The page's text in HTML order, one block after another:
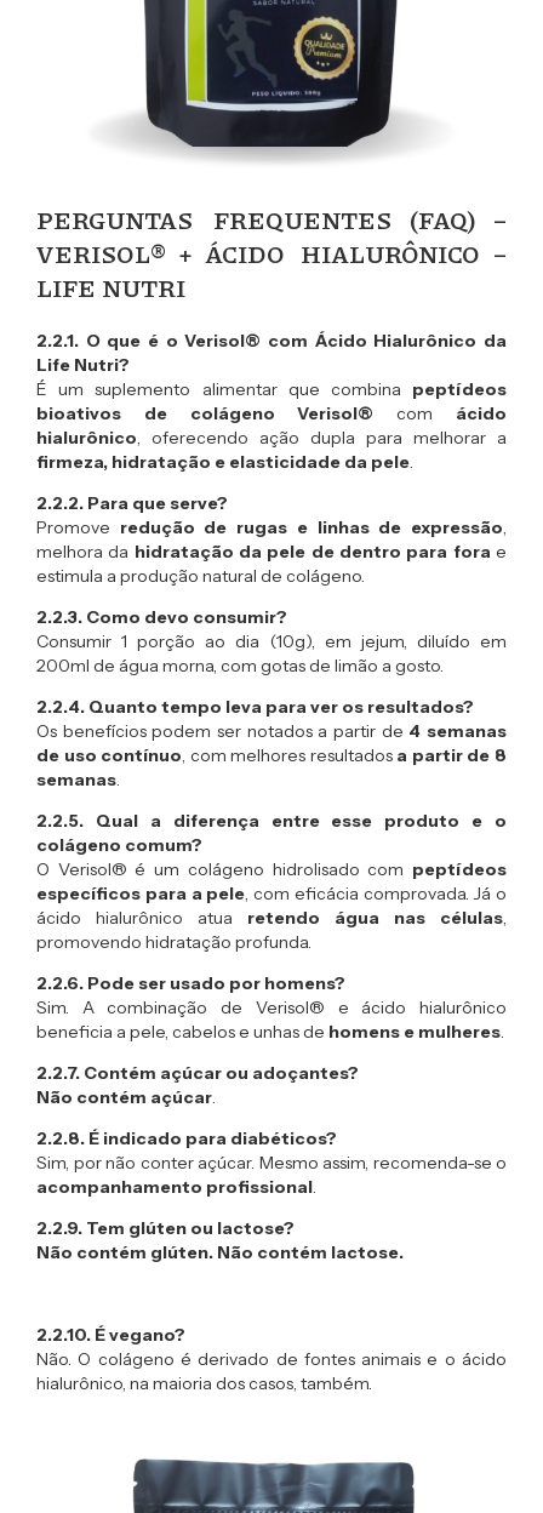
PERGUNTAS FREQUENTES (FAQ) –
VERISOL® + ÁCIDO HIALURÔNICO –
LIFE NUTRI
2.2.1. O que é o Verisol® com Ácido Hialurônico da
Life Nutri?
É um suplemento alimentar que combina peptídeos
bioativos de colágeno Verisol® com ácido
hialurônico, oferecendo ação dupla para melhorar a
firmeza, hidratação e elasticidade da pele.
2.2.2. Para que serve?
Promove redução de rugas e linhas de expressão,
melhora da hidratação da pele de dentro para fora e
estimula a produção natural de colágeno.
2.2.3. Como devo consumir?
Consumir 1 porção ao dia (10g), em jejum, diluído em
200ml de água morna, com gotas de limão a gosto.
2.2.4. Quanto tempo leva para ver os resultados?
Os benefícios podem ser notados a partir de 4 semanas
de uso contínuo, com melhores resultados a partir de 8
semanas.
2.2.5. Qual a diferença entre esse produto e o
colágeno comum?
O Verisol® é um colágeno hidrolisado com peptídeos
específicos para a pele, com eficácia comprovada. Já o
ácido hialurônico atua retendo água nas células,
promovendo hidratação profunda.
2.2.6. Pode ser usado por homens?
Sim. A combinação de Verisol® e ácido hialurônico
beneficia a pele, cabelos e unhas de homens e mulheres.
2.2.7. Contém açúcar ou adoçantes?
Não contém açúcar.
2.2.8. É indicado para diabéticos?
Sim, por não conter açúcar. Mesmo assim, recomenda-se o
acompanhamento profissional.
2.2.9. Tem glúten ou lactose?
Não contém glúten. Não contém lactose.
2.2.10. É vegano?
Não. O colágeno é derivado de fontes animais e o ácido
hialurônico, na maioria dos casos, também.